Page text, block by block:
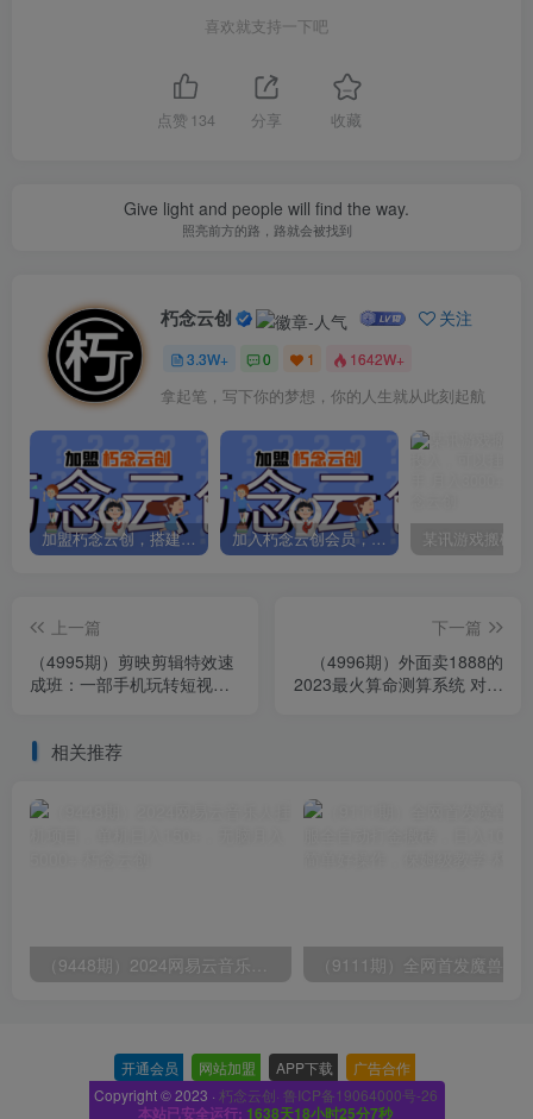
喜欢就支持一下吧
点赞 134 分享 收藏
Give light and people will find the way.
照亮前方的路，路就会被找到
朽念云创 关注
3.3W+ 0 1 1642W+
拿起笔，写下你的梦想，你的人生就从此刻起航
加盟朽念云创，搭建同款项目资源站，实现日入2000+ 加入朽念云创会员，全站资源免费学习。
上一篇
（4995期）剪映剪辑特效速
成班：一部手机玩转短视频
下一篇
（4996期）外面卖1888的
2023最火算命测算系统 对接
相关推荐
开通会员 网站加盟 APP下载 广告合作
Copyright © 2023 · 朽念云创· 鲁ICP备19064000号-26
本站已安全运行: 1638天18小时25分8秒